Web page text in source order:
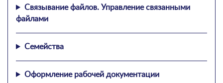
Связывание файлов. Управление связанными
файлами
Семейства
Оформление рабочей документации